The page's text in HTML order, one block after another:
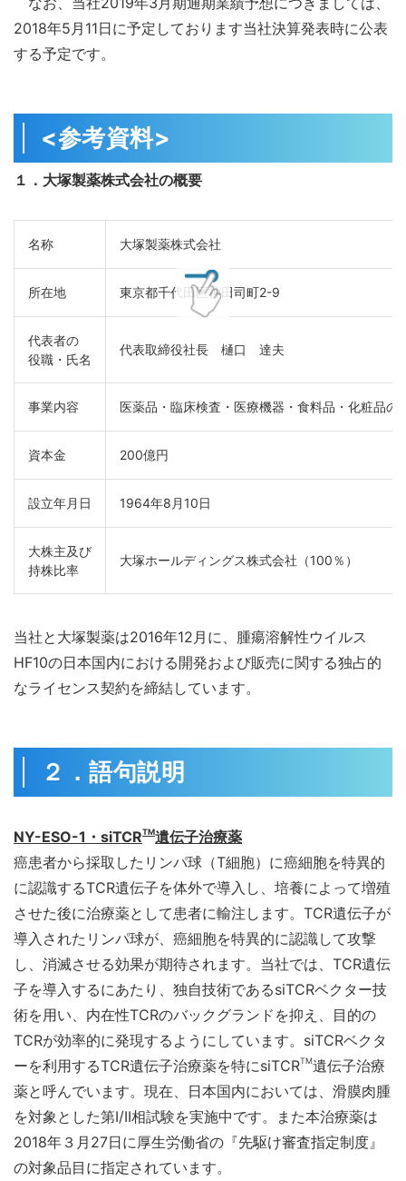
2018年5月11日に予定しております当社決算発表時に公表
する予定です。
<参考資料>
１．大塚製薬株式会社の概要
名称 大塚製薬株式会社
所在地 東京都千代田区神田司町2-9
代表者の
役職・氏名
代表取締役社長　樋口　達夫
事業内容 医薬品・臨床検査・医療機器・食料品・化粧品
資本金 200億円
設立年月日 1964年8月10日
大株主及び
持株比率
大塚ホールディングス株式会社（100％）
当社と大塚製薬は2016年12月に、腫瘍溶解性ウイルス
HF10の日本国内における開発および販売に関する独占的
なライセンス契約を締結しています。
２．語句説明
NY-ESO-1 ・siTCRTM遺伝子治療薬
癌患者から採取したリンパ球（T細胞）に癌細胞を特異的
に認識するTCR遺伝子を体外で導入し、培養によって増殖
させた後に治療薬として患者に輸注します。TCR遺伝子が
導入されたリンパ球が、癌細胞を特異的に認識して攻撃
し、消滅させる効果が期待されます。当社では、TCR遺伝
子を導入するにあたり、独自技術であるsiTCRベクター技
術を用い、内在性TCRのバックグランドを抑え、目的の
TCRが効率的に発現するようにしています。siTCRベクタ
ーを利用するTCR遺伝子治療薬を特にsiTCRTM遺伝子治療
薬と呼んでいます。現在、日本国内においては、滑膜肉腫
を対象とした第I/II相試験を実施中です。また本治療薬は
2018年３月27日に厚生労働省の『先駆け審査指定制度』
の対象品目に指定されています。